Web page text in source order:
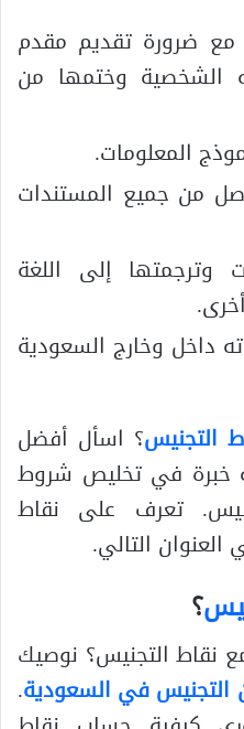
ضرورة تقديم مقدم
الشخصية وختمها من
المعلومات.
من جميع المستندات
وترجمتها إلى اللغة
داخل وخارج السعودية
التجنيس؟ اسأل أفضل
خبرة في تخليص شروط
تعرف على نقاط
التالي.
؟
نقاط التجنيس؟ نوصيك
التجنيس في السعودية.